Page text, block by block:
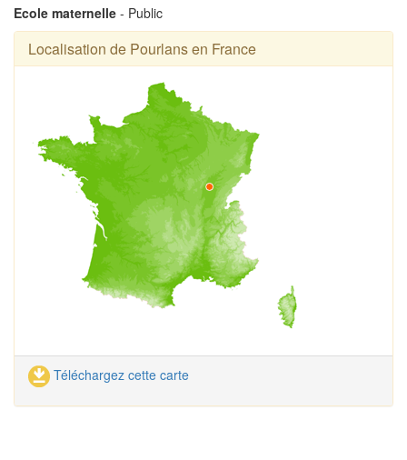
Ecole maternelle - Public
Localisation de Pourlans en France
Téléchargez cette carte